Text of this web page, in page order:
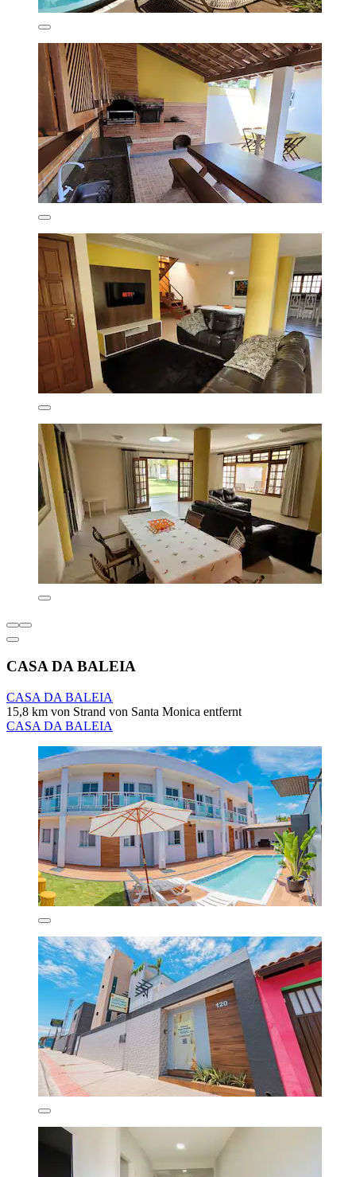
CASA DA BALEIA
CASA DA BALEIA
15,8 km von Strand von Santa Monica entfernt
CASA DA BALEIA